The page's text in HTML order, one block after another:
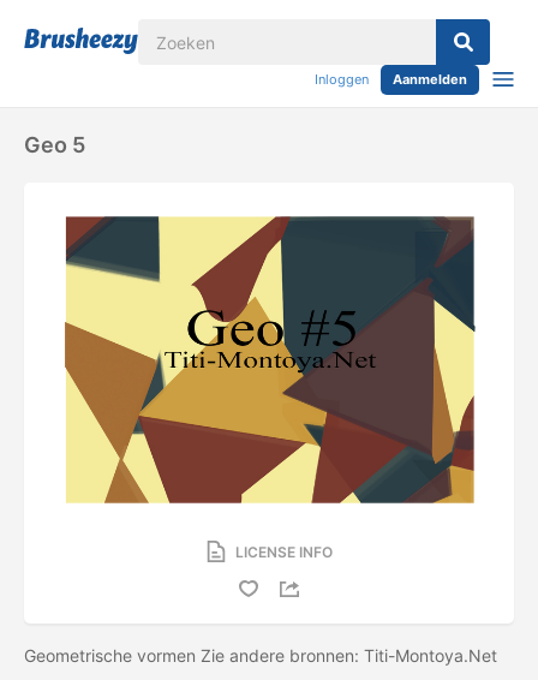
Inloggen Aanmelden
Geo 5
LICENSE INFO
Geometrische vormen Zie andere bronnen: Titi-Montoya.Net